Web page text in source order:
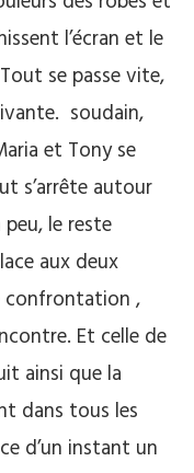
l’écran et le
se passe vite,
soudain,
et Tony se
s’arrête autour
peu, le reste
aux deux
confrontation ,
Et celle de
ainsi que la
dans tous les
d’un instant un